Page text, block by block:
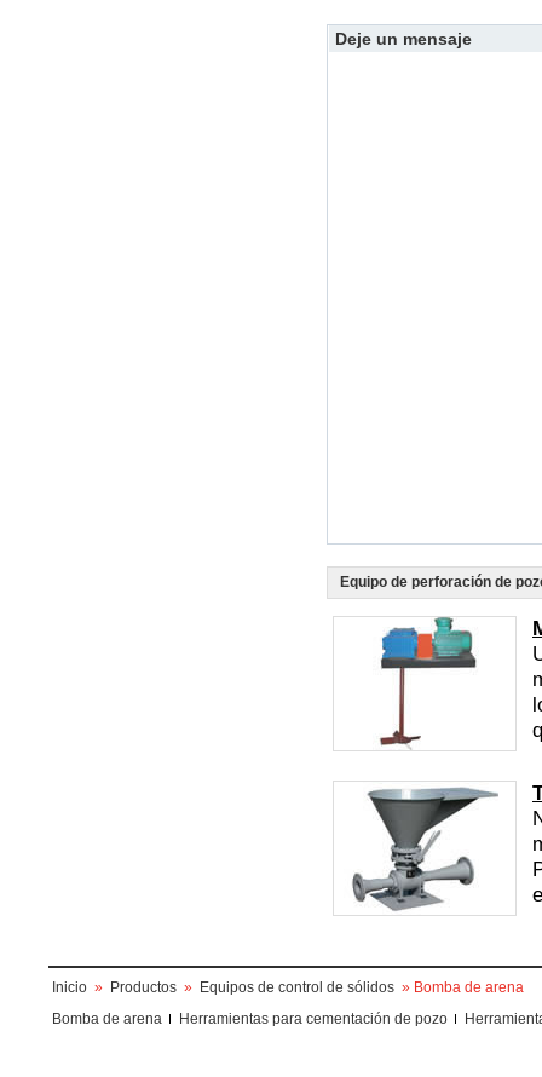
Deje un mensaje
Equipo de perforación de
Inicio » Productos » Equipos de control de sólidos » Bomba de arena
Bomba de arena
Herramientas para cementación de pozo